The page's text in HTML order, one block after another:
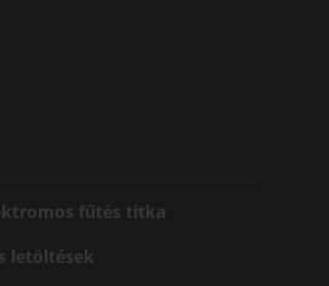
fűtés titka
letöltések